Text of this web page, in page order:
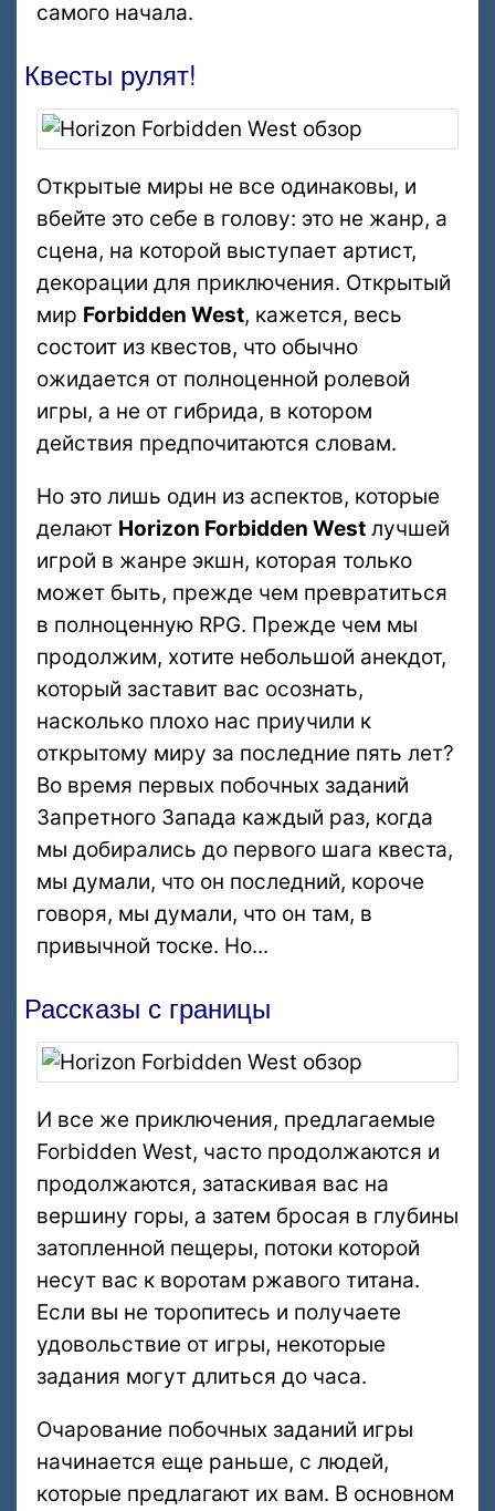
самого начала.
Квесты рулят!
Открытые миры не все одинаковы, и
вбейте это себе в голову: это не жанр, а
сцена, на которой выступает артист,
декорации для приключения. Открытый
мир Forbidden West, кажется, весь
состоит из квестов, что обычно
ожидается от полноценной ролевой
игры, а не от гибрида, в котором
действия предпочитаются словам.
Но это лишь один из аспектов, которые
делают Horizon Forbidden West лучшей
игрой в жанре экшн, которая только
может быть, прежде чем превратиться
в полноценную RPG. Прежде чем мы
продолжим, хотите небольшой анекдот,
который заставит вас осознать,
насколько плохо нас приучили к
открытому миру за последние пять лет?
Во время первых побочных заданий
Запретного Запада каждый раз, когда
мы добирались до первого шага квеста,
мы думали, что он последний, короче
говоря, мы думали, что он там, в
привычной тоске. Но...
Рассказы с границы
И все же приключения, предлагаемые
Forbidden West, часто продолжаются и
продолжаются, затаскивая вас на
вершину горы, а затем бросая в глубины
затопленной пещеры, потоки которой
несут вас к воротам ржавого титана.
Если вы не торопитесь и получаете
удовольствие от игры, некоторые
задания могут длиться до часа.
Очарование побочных заданий игры
начинается еще раньше, с людей,
которые предлагают их вам. В основном